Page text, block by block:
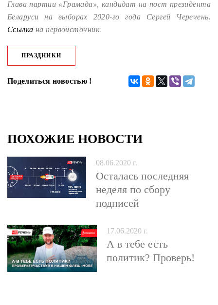
Глава партии «Грамада», кандидат на пост президента
Беларуси на выборах 2020-го года Сергей Черечень.
Ссылка на первоисточник.
ПРАЗДНИКИ
Поделиться новостью !
ПОХОЖИЕ НОВОСТИ
08.06.2020 г.
Осталась последняя
неделя по сбору
подписей
17.06.2020 г.
А в тебе есть
политик? Проверь!